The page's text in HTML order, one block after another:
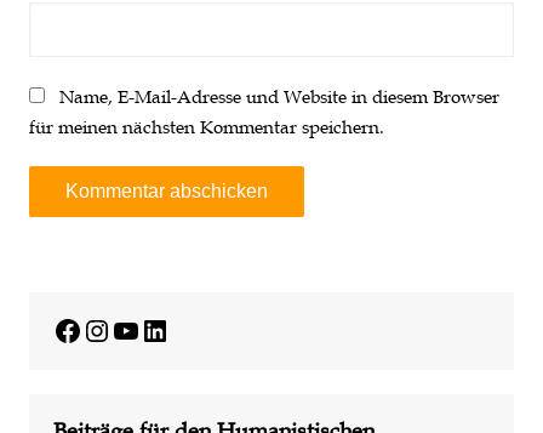
Name, E-Mail-Adresse und Website in diesem Browser
für meinen nächsten Kommentar speichern.
Facebook
Instagram
YouTube
LinkedIn